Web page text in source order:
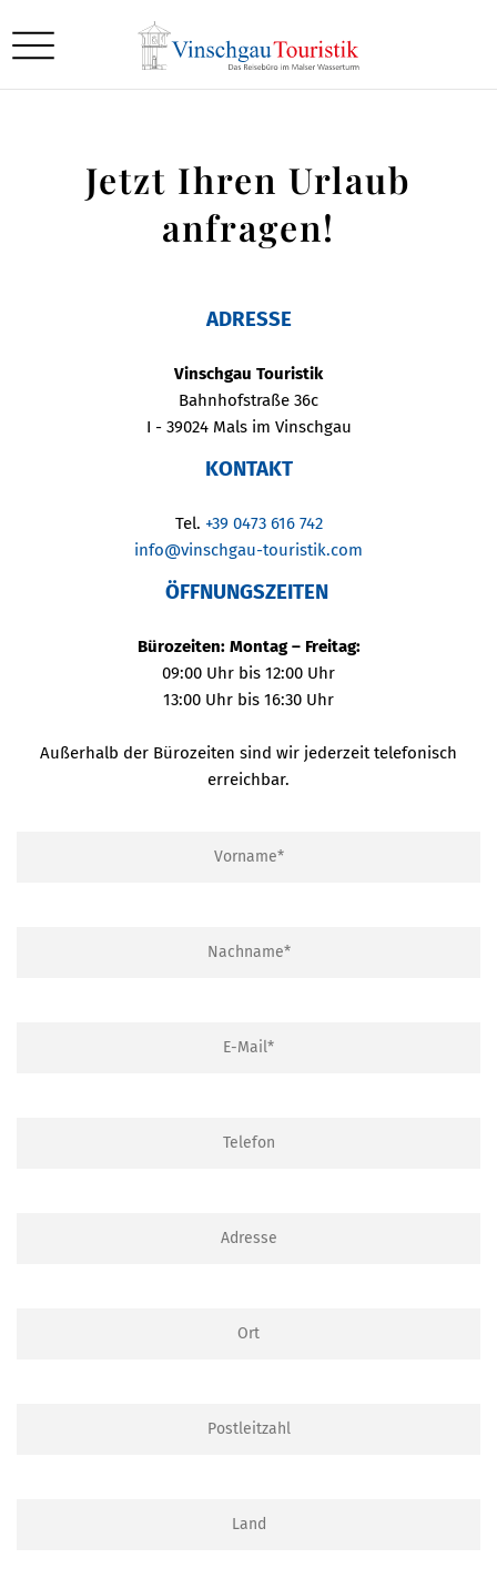
Jetzt Ihren Urlaub
anfragen!
ADRESSE
Vinschgau Touristik
Bahnhofstraße 36c
I - 39024 Mals im Vinschgau
KONTAKT
Tel. +39 0473 616 742
info@vinschgau-touristik.com
ÖFFNUNGSZEITEN
Bürozeiten: Montag – Freitag:
09:00 Uhr bis 12:00 Uhr
13:00 Uhr bis 16:30 Uhr
Außerhalb der Bürozeiten sind wir jederzeit telefonisch
erreichbar.